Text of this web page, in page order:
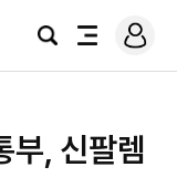
검
전
로
그
, 신팔렘